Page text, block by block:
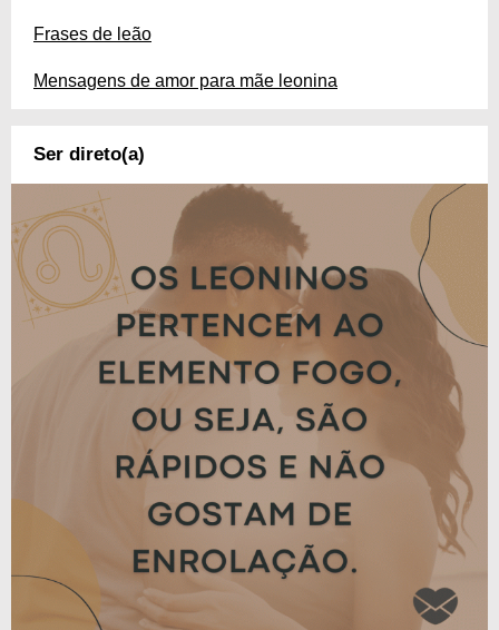
Frases de leão
Mensagens de amor para mãe leonina
Ser direto(a)